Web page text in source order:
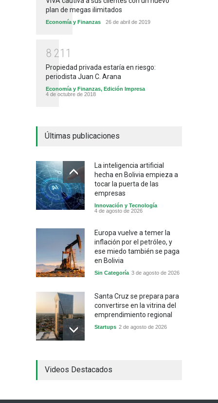
plan de megas ilimitados
Economía y Finanzas 26 de abril de 2019
8 21 1
Propiedad privada estaría en riesgo:
periodista Juan C. Arana
Economía y Finanzas, Edición Impresa
4 de octubre de 2018
Últimas publicaciones
La inteligencia artificial
hecha en Bolivia empieza a
tocar la puerta de las
empresas
Innovación y Tecnología
4 de agosto de 2026
Europa vuelve a temer la
inflación por el petróleo, y
ese miedo también se paga
en Bolivia
Sin Categoría 3 de agosto de 2026
Santa Cruz se prepara para
convertirse en la vitrina del
emprendimiento regional
Startups 2 de agosto de 2026
industrial y el golpe puede
Sin Categoría 1 de agosto de 2026
Videos Destacados